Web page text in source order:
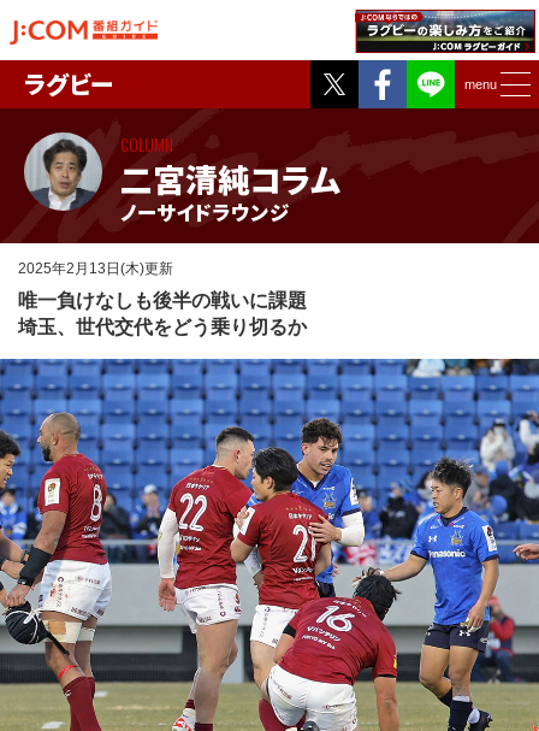
Twitter
Facebook
menu
ラグビー
二宮清純コラム
ノーサイドラウンジ
COLUMN
2025年2月13日(木)更新
唯一負けなしも後半の戦いに課題
埼玉、世代交代をどう乗り切るか